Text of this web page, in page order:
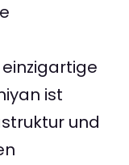
ist
und